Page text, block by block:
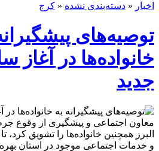
اخبار « دسته‌بندی نشده « کرج
توصیه‌های
خانواده‌ها در آغاز
جدید
معاون اجتماعی و پیشگیری از وقوع
البرز همچنین خانواده‌ها را تشویق
و خدمات اجتماعی موجود در استان